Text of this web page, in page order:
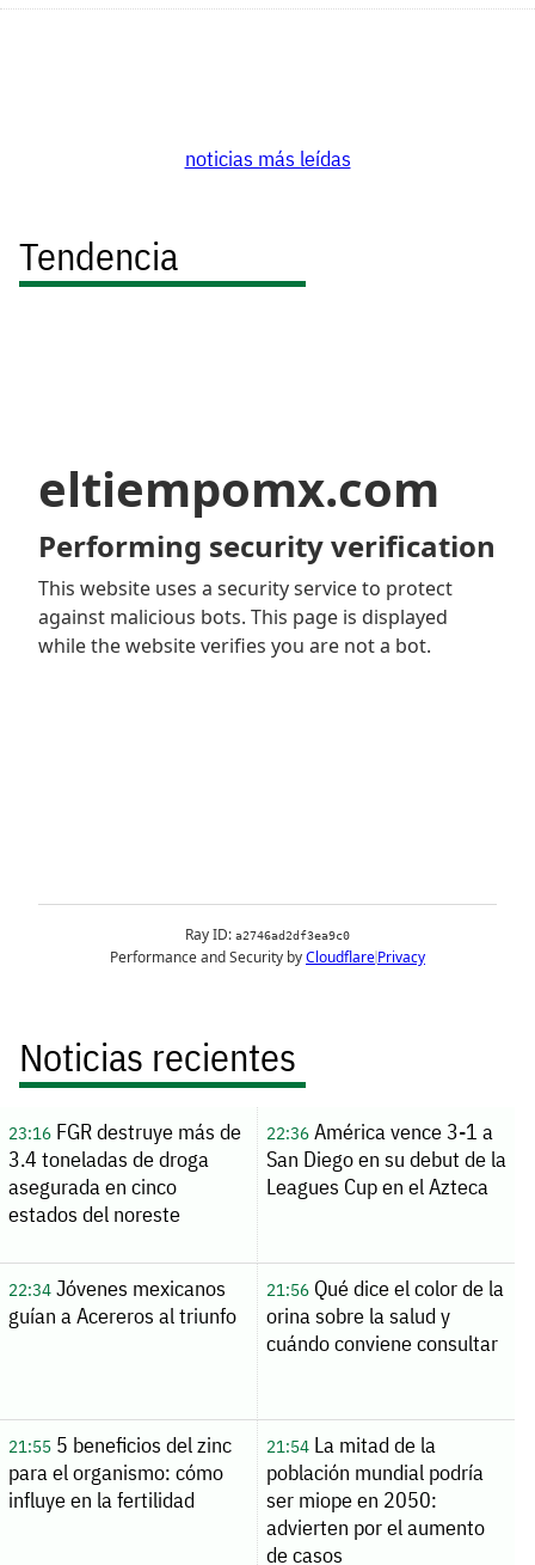
noticias más leídas
Tendencia
Noticias recientes
23:16FGR destruye más de
3.4 toneladas de droga
asegurada en cinco
estados del noreste
22:36América vence 3-1 a
San Diego en su debut de la
Leagues Cup en el Azteca
22:34Jóvenes mexicanos
guían a Acereros al triunfo
21:56Qué dice el color de la
orina sobre la salud y
cuándo conviene consultar
21:555 beneficios del zinc
para el organismo: cómo
influye en la fertilidad
21:54La mitad de la
población mundial podría
ser miope en 2050:
advierten por el aumento
de casos